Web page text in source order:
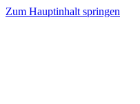
Zum Hauptinhalt springen